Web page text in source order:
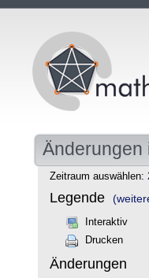
Änderungen
Zeitraum auswählen:
Legende
Interaktiv
Drucken
Änderungen